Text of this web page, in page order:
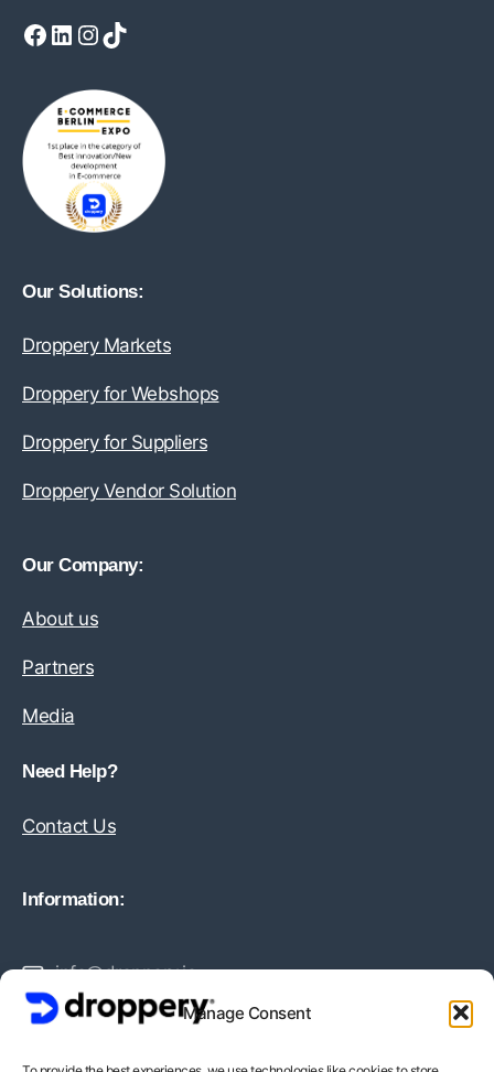
Manage Consent
Facebook LinkedIn InstagramTikTok
Our Solutions:
Droppery Markets
Droppery for Webshops
Droppery for Suppliers
Droppery Vendor Solution
Our Company:
About us
Partners
Media
Need Help?
Contact Us
Information:
info@droppery.io